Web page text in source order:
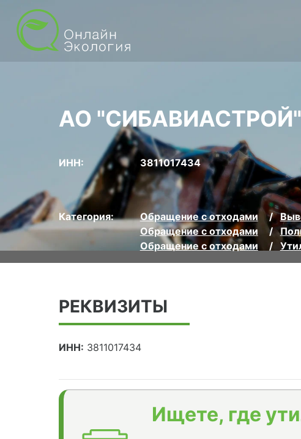
АО "СИБАВИАСТРОЙ"
ИНН: 3811017434
Категория: Обращение с отходами
Обращение с отходами
Обращение с отходами
РЕКВИЗИТЫ
ИНН: 3811017434
Ищете, где